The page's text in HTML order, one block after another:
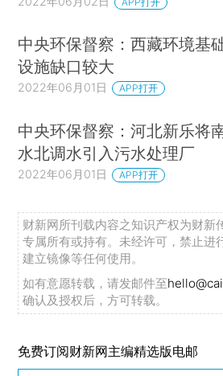
中央环保督察：西藏环境基
设施缺口较大
2022年06月01日 APP打开
中央环保督察：河北新乐将
水北调水引入污水处理厂
2022年06月01日 APP打开
财新网所刊载内容之知识产权为财新
专属所有或持有。未经许可，禁止进
建立镜像等任何使用。
如有意愿转载，请发邮件至
确认及授权后，方可转载。
免费订阅财新网主编精选版电邮